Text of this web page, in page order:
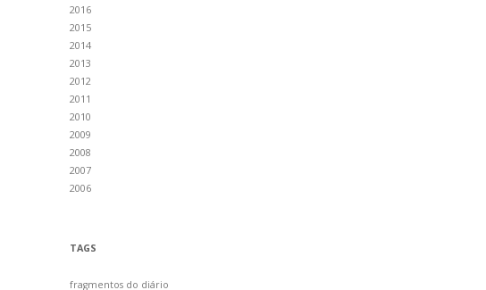
2016
2015
2014
2013
2012
2011
2010
2009
2008
2007
2006
TAGS
fragmentos do diário